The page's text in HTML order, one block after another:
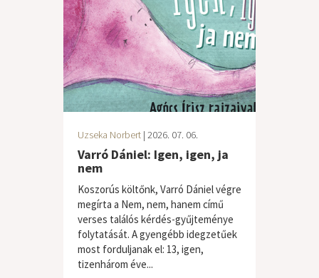
Uzseka Norbert | 2026. 07. 06.
Varró Dániel: Igen, igen, ja
nem
Koszorús költőnk, Varró Dániel végre
megírta a Nem, nem, hanem című
verses találós kérdés-gyűjteménye
folytatását. A gyengébb idegzetűek
most forduljanak el: 13, igen,
tizenhárom éve...